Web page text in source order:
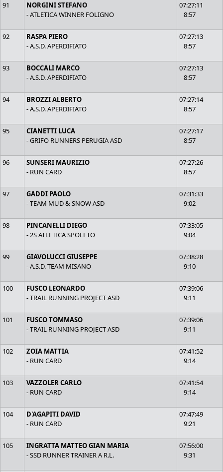
91
NORGINI STEFANO
- ATLETICA WINNER FOLIGNO
07:27:11
8:57
92
RASPA PIERO
- A.S.D. APERDIFIATO
07:27:13
8:57
93
BOCCALI MARCO
- A.S.D. APERDIFIATO
07:27:13
8:57
94
BROZZI ALBERTO
- A.S.D. APERDIFIATO
07:27:14
8:57
95
CIANETTI LUCA
- GRIFO RUNNERS PERUGIA ASD
07:27:17
8:57
96
SUNSERI MAURIZIO
- RUN CARD
07:27:26
8:57
97
GADDI PAOLO
- TEAM MUD & SNOW ASD
07:31:33
9:02
98
PINCANELLI DIEGO
- 2S ATLETICA SPOLETO
07:33:05
9:04
99
GIAVOLUCCI GIUSEPPE
- A.S.D. TEAM MISANO
07:38:28
9:10
100
FUSCO LEONARDO
- TRAIL RUNNING PROJECT ASD
07:39:06
9:11
101
FUSCO TOMMASO
- TRAIL RUNNING PROJECT ASD
07:39:06
9:11
102
ZOIA MATTIA
- RUN CARD
07:41:52
9:14
103
VAZZOLER CARLO
- RUN CARD
07:41:54
9:14
104
D'AGAPITI DAVID
- RUN CARD
07:47:49
9:21
105
INGRATTA MATTEO GIAN MARIA
- SSD RUNNER TRAINER A R.L.
07:56:00
9:31